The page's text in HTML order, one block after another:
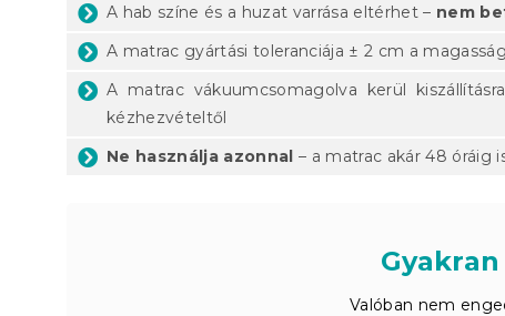
A hab színe és a huzat varrása eltérhet – nem
A matrac gyártási toleranciája ± 2 cm a
A matrac vákuumcsomagolva kerül
kézhezvételtől
Ne használja azonnal – a matrac akár 48 óráig
Valóban nem